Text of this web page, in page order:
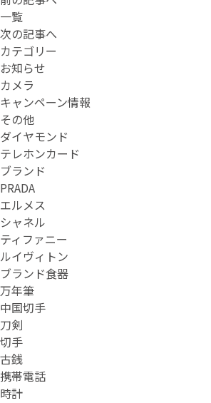
一覧
次の記事へ
カテゴリー
お知らせ
カメラ
キャンペーン情報
その他
ダイヤモンド
テレホンカード
ブランド
PRADA
エルメス
シャネル
ティファニー
ルイヴィトン
ブランド食器
万年筆
中国切手
刀剣
切手
古銭
携帯電話
時計